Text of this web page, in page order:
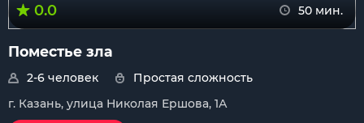
0.0 50 мин.
Поместье зла
2-6 человек
Простая сложность
г. Казань, улица Николая Ершова, 1А